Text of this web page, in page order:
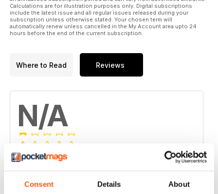
Consent Details About
concetto di automobile a… 4 ruote della inglese Birmingham
Small Arms, meglio nota come BSA.
Nella parte sportiva di questo numero, il resoconto
del Karting. Infine, una struggente intervista a Joanna
Villeneuve, moglie di Gilles.
Calculations are for illustration purposes only. Digital subscriptions
include the latest issue and all regular issues released during your
subscription unless otherwise stated. Your chosen term will
automatically renew unless cancelled in the My Account area upto 24
hours before the end of the current subscription.
Where to Read Reviews
N/A
Based on 0 Customer Reviews
5 0
0